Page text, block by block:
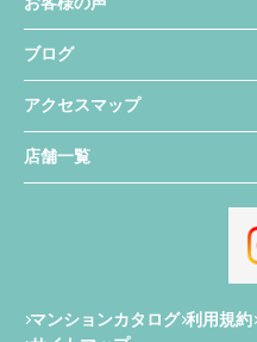
ブログ
アクセスマップ
店舗一覧
マンションカタログ 利用規約